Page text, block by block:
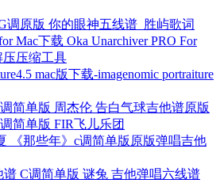
调原版 你的眼神五线谱_胜屿歌词
Mac下载 Oka Unarchiver PRO For
压压缩工具
mac版下载-imagenomic portraiture
简单版 周杰伦 告白气球吉他谱原版
简单版 FIR飞儿乐团
《那些年》c调简单版原版弹唱吉他
C调简单版 谜兔 吉他弹唱六线谱